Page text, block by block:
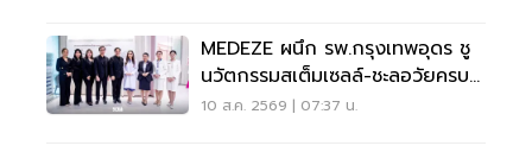
MEDEZE ผนึก รพ.กรุงเทพอุดร ชู
นวัตกรรมสเต็มเซลล์-ชะลอวัยครบ
วงจร
10 ส.ค. 2569 | 07:37 น.